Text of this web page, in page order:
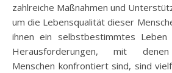
zahlreiche Maßnahmen und
um die Lebensqualität dieser
ihnen ein selbstbestimmtes Leben
Herausforderungen, mit denen
Menschen konfrontiert sind, sind